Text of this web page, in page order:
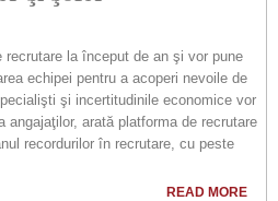
la început de an şi vor pune
echipei pentru a acoperi nevoile de
şi incertitudinile economice vor
angajaţilor, arată platforma de recrutare
recordurilor în recrutare, cu peste
READ MORE